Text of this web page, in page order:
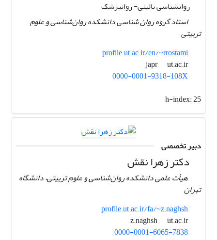
روانشناسی بالینی- روانپزشک
استاد گروه روان شناسی دانشکده روان‌شناسی و علوم
تربیتی
profile.ut.ac.ir/en/~rrostami
japr
ut.ac.ir
0000-0001-9318-108X
h-index:25
دبیر تخصصی
دکتر زهرا نقش
هیأت علمی دانشکده روان‌شناسی و علوم تربیتی، دانشگاه
تهران
profile.ut.ac.ir/fa/~z.naghsh
z.naghsh
ut.ac.ir
0000-0001-6065-7838